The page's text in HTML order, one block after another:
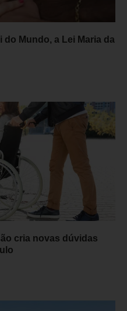
do Mundo, a Lei Maria da
cria novas dúvidas